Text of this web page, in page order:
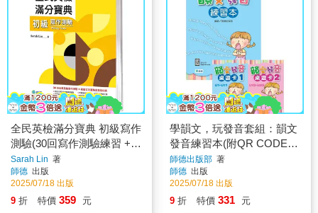
全民英檢滿分寶典 初級寫作
測驗(30回寫作測驗練習 +
文法重點表)
Sarah Lin 著
師德 出版
2025/07/18 出版
9 折 特價 359 元
學韻文，玩發音套組：韻文
發音練習本(附QR CODE隨
掃即聽) + 韻文發音桌遊卡
1、2 (共一本練習本+二副桌
遊卡)
師德出版部 著
師德 出版
2025/07/18 出版
9 折 特價 331 元